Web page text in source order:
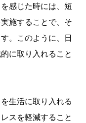
感じた時には、短
施することで、そ
。このように、日
に取り入れること
生活に取り入れる
スを軽減すること